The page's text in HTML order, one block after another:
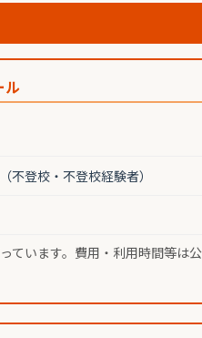
ル
不登校・不登校経験者）
います。費用・利用時間等は